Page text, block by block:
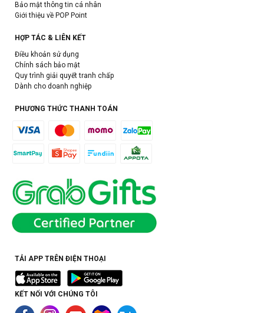
Bảo mật thông tin cá nhân
Giới thiệu về POP Point
HỢP TÁC & LIÊN KẾT
Điều khoản sử dụng
Chính sách bảo mật
Quy trình giải quyết tranh chấp
Dành cho doanh nghiệp
PHƯƠNG THỨC THANH TOÁN
TẢI APP TRÊN ĐIỆN THOẠI
KẾT NỐI VỚI CHÚNG TÔI